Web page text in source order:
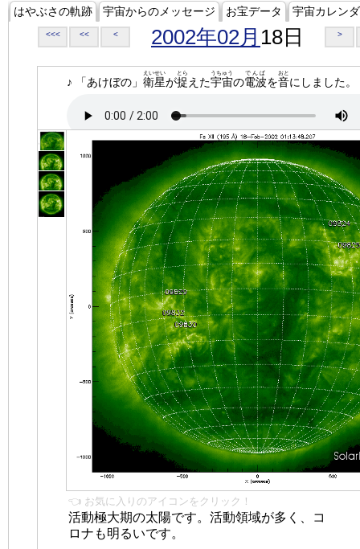
はやぶさの軌跡 宇宙からのメッセージ お宝データ 宇宙カレン
<<< << < 2002年02月 18日 >
♪ 「あけぼの」 衛星
えいせい
が捉
とら
えた宇宙
うちゅう
の電波
でんぱ
を音
おと
にしました。
👈 お気に入りのアイコンをクリック！
活動極大期の太陽です。活動領域が多く、コ
ロナも明るいです。